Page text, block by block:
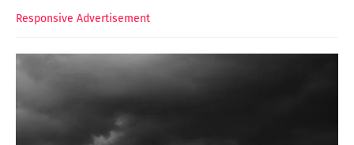
Responsive Advertisement